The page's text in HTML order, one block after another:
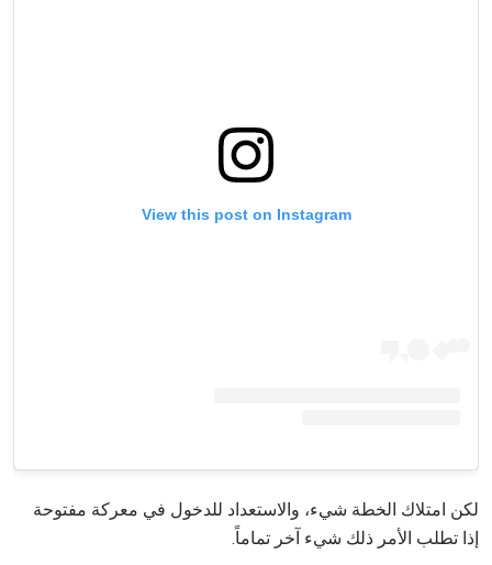
View this post on Instagram
لكن امتلاك الخطة شيء، والاستعداد للدخول في معركة مفتوحة
إذا تطلب الأمر ذلك شيء آخر تماماً.